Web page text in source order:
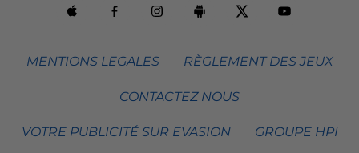
MENTIONS LEGALES RÈGLEMENT DES JEUX
CONTACTEZ NOUS
VOTRE PUBLICITÉ SUR EVASION GROUPE HPI